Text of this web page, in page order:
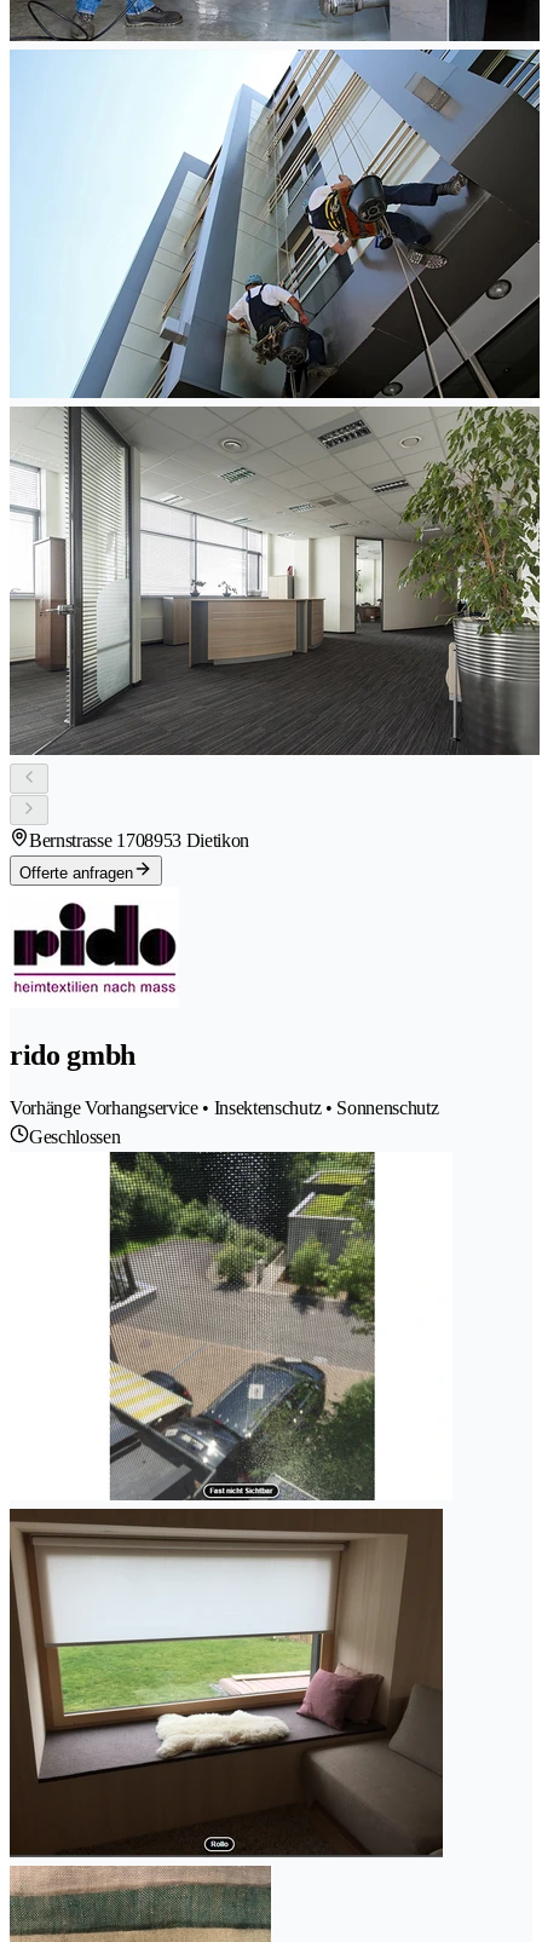
Bernstrasse 1708953 Dietikon
Offerte anfragen
rido gmbh
Vorhänge Vorhangservice • Insektenschutz • Sonnenschutz
Geschlossen